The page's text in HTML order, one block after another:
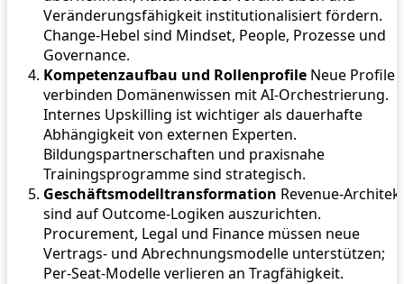
Veränderungsfähigkeit institutionalisiert fördern.
Change‑Hebel sind Mindset, People, Prozesse und
Governance.
Kompetenzaufbau und Rollenprofile Neue Profile
verbinden Domänenwissen mit AI‑Orchestrierung.
Internes Upskilling ist wichtiger als dauerhafte
Abhängigkeit von externen Experten.
Bildungspartnerschaften und praxisnahe
Trainingsprogramme sind strategisch.
Geschäftsmodelltransformation
sind auf Outcome‑Logiken auszurichten.
Procurement, Legal und Finance müssen neue
Vertrags‑ und Abrechnungsmodelle unterstützen;
Per‑Seat‑Modelle verlieren an Tragfähigkeit.